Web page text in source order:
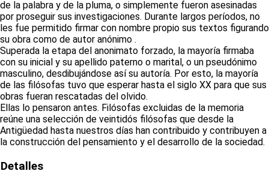
de la palabra y de la pluma, o simplemente fueron asesinadas
por proseguir sus investigaciones. Durante largos períodos, no
les fue permitido firmar con nombre propio sus textos figurando
su obra como de autor anónimo .
Superada la etapa del anonimato forzado, la mayoría firmaba
con su inicial y su apellido paterno o marital, o un pseudónimo
masculino, desdibujándose así su autoría. Por esto, la mayoría
de las filósofas tuvo que esperar hasta el siglo XX para que sus
obras fueran rescatadas del olvido.
Ellas lo pensaron antes. Filósofas excluidas de la memoria
reúne una selección de veintidós filósofas que desde la
Antigüedad hasta nuestros días han contribuido y contribuyen a
la construcción del pensamiento y el desarrollo de la sociedad.
Detalles